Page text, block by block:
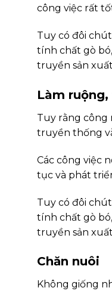
công việc rất
Tuy có đôi
tính chất gò
truyền sản
Làm
Tuy rằng công
truyền thống
Các công việc
tục và phát
Tuy có đôi
tính chất gò
truyền sản
Chăn nuôi
Không giống